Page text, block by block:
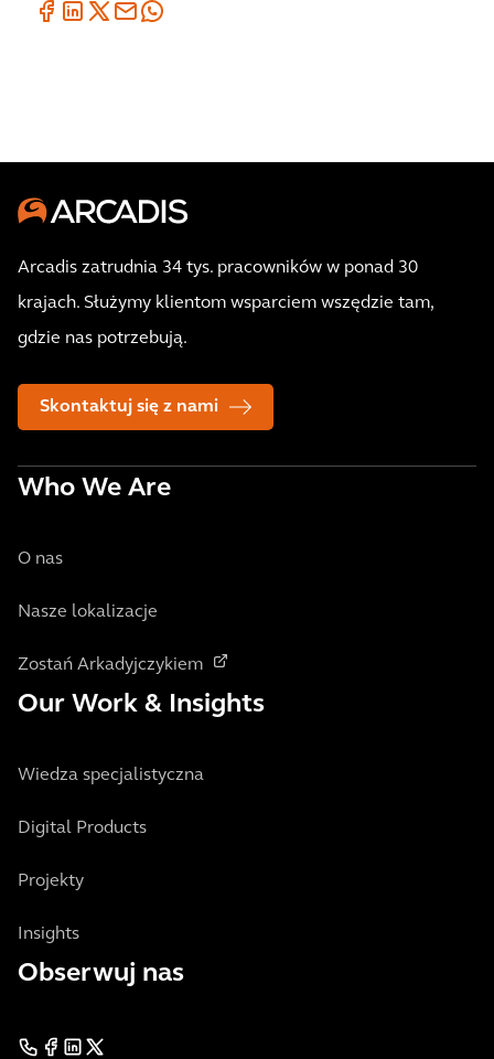
Arcadis zatrudnia 34 tys. pracowników w ponad 30
krajach. Służymy klientom wsparciem wszędzie tam,
gdzie nas potrzebują.
Skontaktuj się z nami
Who We Are
O nas
Nasze lokalizacje
Zostań Arkadyjczykiem
Our Work & Insights
Wiedza specjalistyczna
Digital Products
Projekty
Insights
Obserwuj nas